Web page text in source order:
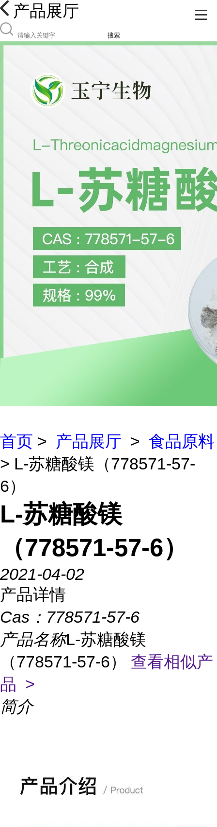
产品展厅
搜索
首页 > 产品展厅 > 食品原料
> L-苏糖酸镁（778571-57-
6）
L-苏糖酸镁
（778571-57-6）
2021-04-02
产品详情
Cas： 778571-57-6
产品名称L-苏糖酸镁
（778571-57-6） 查看相似产
品 >
简介